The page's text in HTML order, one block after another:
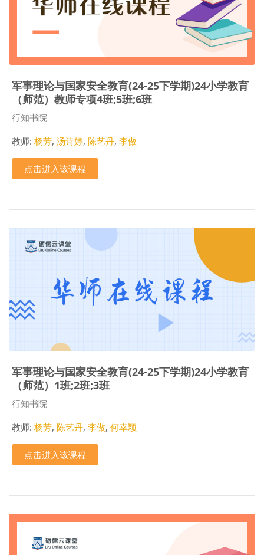
军事理论与国家安全教育(24-25下学期)24小学教育
（师范）教师专项4班;5班;6班
课程类别
行知书院
教师: 杨芳, 汤诗婷, 陈艺丹, 李傲
点击进入该课程
军事理论与国家安全教育(24-25下学期)24小学教育
（师范）1班;2班;3班
课程类别
行知书院
教师: 杨芳, 陈艺丹, 李傲, 何幸颖
点击进入该课程